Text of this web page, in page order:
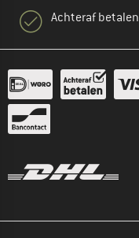
Achteraf betalen